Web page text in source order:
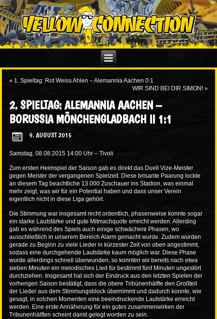
« 1. Spieltag: Rot Weiss Ahlen – Alemannia Aachen 0:1
WIR SIND BEI DIR SIMON!»
2. SPIELTAG: ALEMANNIA AACHEN –
BORUSSIA MÖNCHENGLADBACH II 1:1
9. AUGUST 2015
Samstag, 08.08.2015 14:00 Uhr – Tivoli
Zum ersten Heimspiel der Saison gab es direkt das Duell Vize-Meister
gegen Meister der vergangenen Spielzeit. Diese brisante Paarung lockte
an diesem Tag beachtliche 13.000 Zuschauer ins Stadion, was einmal
mehr zeigt, was wir für ein Potential haben und dass unser Verein
eigentlich nicht in diese Liga gehört.
Die Stimmung war insgesamt recht ordentlich, phasenweise konnte sogar
ein starke Lautstärke und gute Mitmachquote erreicht werden. Allerding
gab es während des Spiels auch einige schwächere Phasen, wo
ausschließlich in unserem Bereich Alarm gemacht wurde. Zudem wurden
gerade zu Beginn zu viele Lieder in kürzester Zeit von oben angestimmt,
sodass eine durchgehende Lautstärke kaum möglich war. Diese Phase
wurde allerdings schnell überwunden, so konnten wir bereits nach etwa
sieben Minuten ein melodisches Lied für bestimmt fünf Minuten ungestört
durchziehen. Insgesamt hat sich der Eindruck aus den letzten Spielen der
vorherigen Saison bestätigt, dass die obere Tribünenhälfte den Großteil
der Lieder aus dem Stimmungsblock übernimmt und dadurch konnte, wie
gesagt, in solchen Momenten eine beeindruckende Lautstärke erreicht
werden. Eine erste Annäherung für ein gutes zusammenwirken der
Tribunenhälften scheint damit gelegt worden zu sein.